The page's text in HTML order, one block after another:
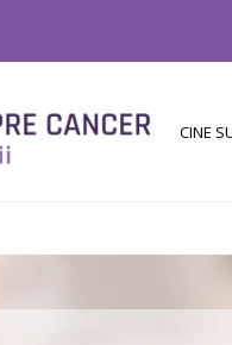
CINE